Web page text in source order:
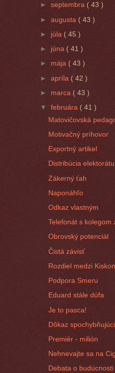
►septembra( 43 )
►augusta ( 43 )
► júla( 45 )
► júna ( 41 )
► mája ( 43 )
►apríla ( 42 )
► marca ( 43 )
▼februára( 41 )
Matovičovská
Motivačný príhovor
Exportný artikel
Distribúcia elektorátu
Zákerný ťah
Naponáhľo
Odkaz vlastným
Telefonát s kolegom
Obrovský potenciál
Čistá závisť
Rozdiel medzi
Podpora Smeru
Eduard stále dúfa
Je to pasca!
Dôkaz
Premiér - milión
Nehnevajte sa na
Debata o budúcnosti